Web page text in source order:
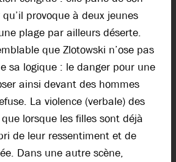
provoque à deux jeunes
plage par ailleurs déserte.
que Zlotowski n’ose pas
sa logique : le danger pour une
ainsi devant des hommes
La violence (verbale) des
lorsque les filles sont déjà
de leur ressentiment et de
Dans une autre scène,